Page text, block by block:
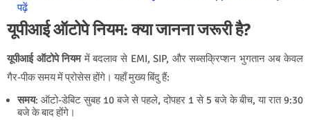
पढ़ें
यूपीआई ऑटोपे नियम: क्या जानना जरूरी है?
यूपीआई ऑटोपे नियममें बदलाव से EMI, SIP, और सब्सक्रिप्शन भुगतान अब केवल
गैर-पीक समय में प्रोसेस होंगे। यहाँ मुख्य बिंदु हैं:
समय: ऑटो-डेबिट सुबह 10 बजे से पहले, दोपहर 1 से 5 बजे के बीच, या रात 9:30
बजे के बाद होंगे।